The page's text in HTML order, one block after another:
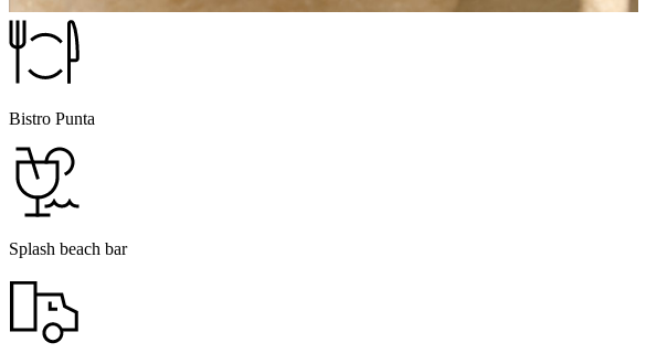
Bistro Punta
Splash beach bar